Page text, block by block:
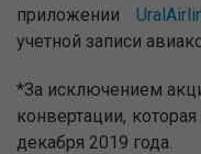
приложении
учетной записи
*За исключением
конвертации,
декабря 2019 года.